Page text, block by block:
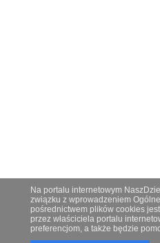
Na portalu internetowym
związku z wprowadzeniem
pośrednictwem plików cookies
przez właściciela portalu
preferencjom, a także będzie